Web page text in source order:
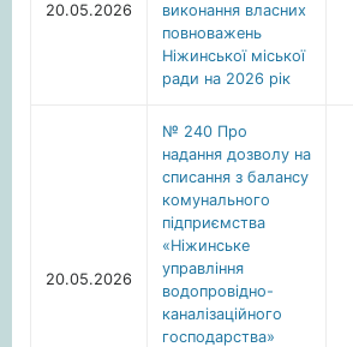
20.05.2026
виконання власних
повноважень
Ніжинської міської
ради на 2026 рік
20.05.2026
№ 240 Про
надання дозволу на
списання з балансу
комунального
підприємства
«Ніжинське
управління
водопровідно-
каналізаційного
господарства»